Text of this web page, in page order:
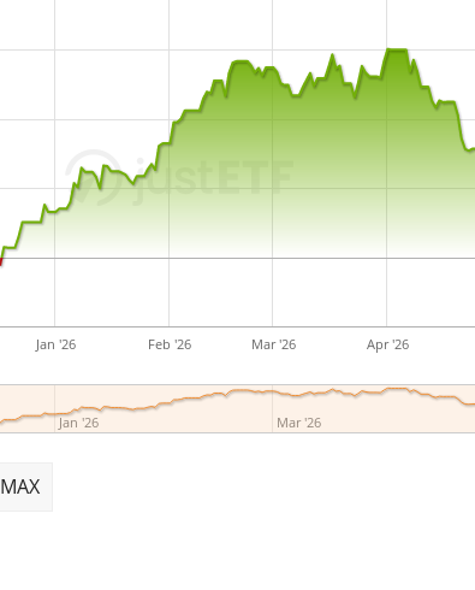
Jan '26 Feb '26 Mar '26 Apr '26
Jan '26 Mar '26
MAX